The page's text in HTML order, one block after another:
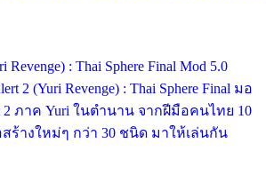
Revenge) : Thai Sphere Final Mod 5.0
2 (Yuri Revenge) : Thai Sphere Final มอ
2 ภาค Yuri ในตำนาน จากฝีมือคนไทย 10
ร้างใหม่ๆ กว่า 30 ชนิด มาให้เล่นกัน